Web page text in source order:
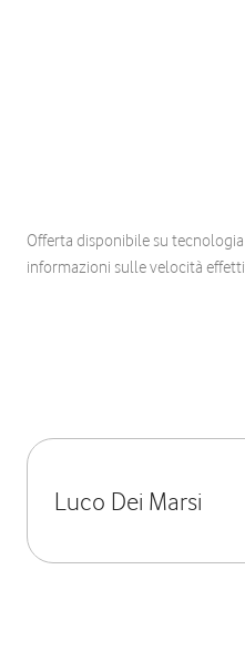
Offerta disponibile su tecnologia
informazioni sulle velocità
Luco Dei Marsi